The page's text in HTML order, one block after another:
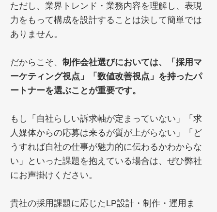
ただし、業界トレンド・業務内容を理解し、表現
力をもって構成を設計することは決して簡単では
ありません。
だからこそ、 制作会社選びにおいては、「採用マ
ーケティング視点」「数値改善視点」を持ったパ
ートナーを選ぶことが重要です。
もし「自社らしい訴求軸が定まっていない」「求
人媒体からの応募は来るが質が上がらない」「ど
うすれば自社の仕事が魅力的に伝わるかわからな
い」といった課題を抱えている場合は、ぜひ弊社
にお声掛けください。
貴社の採用課題に応じたLP設計・制作・運用ま